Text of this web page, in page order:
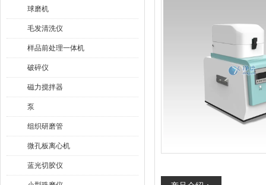
球磨机
毛发清洗仪
样品前处理一体机
破碎仪
磁力搅拌器
泵
组织研磨管
微孔板离心机
蓝光切胶仪